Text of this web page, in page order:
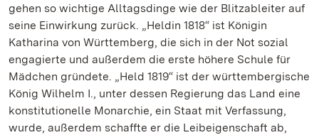
gehen so wichtige Alltagsdinge wie der Blitzableiter auf
seine Einwirkung zurück. „Heldin 1818“ ist Königin
Katharina von Württemberg, die sich in der Not sozial
engagierte und außerdem die erste höhere Schule für
Mädchen gründete. „Held 1819“ ist der württembergische
König Wilhelm I., unter dessen Regierung das Land eine
konstitutionelle Monarchie, ein Staat mit Verfassung,
wurde, außerdem schaffte er die Leibeigenschaft ab,